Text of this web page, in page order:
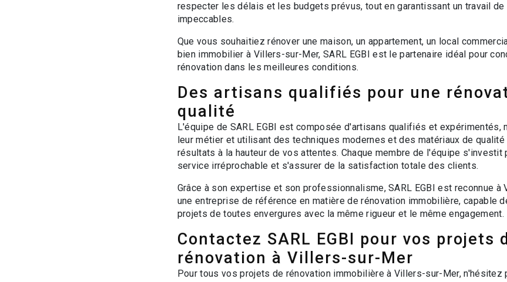
respecter les délais et les budgets prévus, tout en garantissant un travail
impeccables.
Que vous souhaitiez rénover une maison, un appartement, un local
bien immobilier à Villers-sur-Mer, SARL EGBI est le partenaire idéal pour
rénovation dans les meilleures conditions.
Des artisans qualifiés pour une
qualité
L'équipe de SARL EGBI est composée d'artisans qualifiés et expérimentés,
leur métier et utilisant des techniques modernes et des matériaux de
résultats à la hauteur de vos attentes. Chaque membre de l'équipe
service irréprochable et s'assurer de la satisfaction totale des clients.
Grâce à son expertise et son professionnalisme, SARL EGBI est reconnue
une entreprise de référence en matière de rénovation immobilière, capable
projets de toutes envergures avec la même rigueur et le même engagement.
Contactez SARL EGBI pour vos projets
rénovation à Villers-sur-Mer
Pour tous vos projets de rénovation immobilière à Villers-sur-Mer, n'hésitez